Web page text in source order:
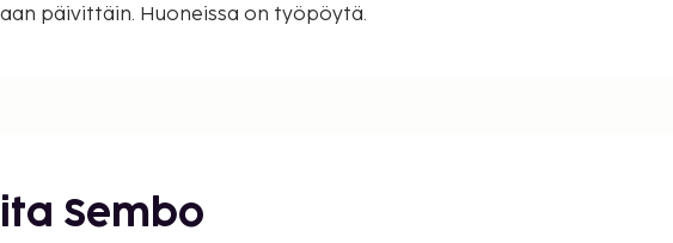
päivittäin. Huoneissa on työpöytä.
mi Sembo